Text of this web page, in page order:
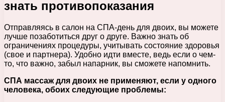
знать противопоказания
Отправляясь в салон на СПА-день для двоих, вы можете
лучше позаботиться друг о друге. Важно знать об
ограничениях процедуры, учитывать состояние здоровья
(свое и партнера). Удобно идти вместе, ведь если о чем-
то, что важно, забыл напарник, вы сможете напомнить.
СПА массаж для двоих не применяют, если у одного
человека, обоих следующие проблемы: